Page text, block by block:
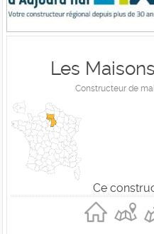
Les
Constructeur de
Ce